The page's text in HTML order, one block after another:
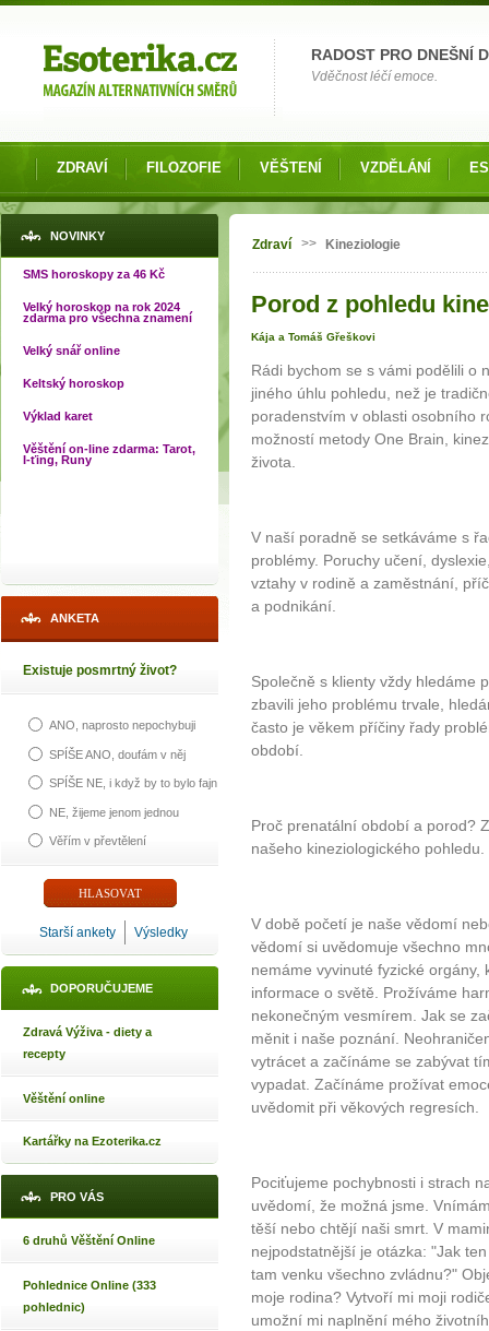
RADOST PRO DNEŠNÍ
Vděčnost léčí emoce.
ZDRAVÍ FILOZOFIE VĚŠTENÍ VZDĚLÁNÍ
NOVINKY
SMS horoskopy za 46 Kč
Velký horoskop na rok 2024
zdarma pro všechna znamení
Velký snář online
Keltský horoskop
Výklad karet
Věštění on-line zdarma: Tarot,
I-ťing, Runy
ANKETA
Existuje posmrtný život?
ANO, naprosto nepochybuji
SPÍŠE ANO, doufám v něj
SPÍŠE NE, i když by to bylo fajn
NE, žijeme jenom jednou
Věřím v převtělení
Starší ankety Výsledky
DOPORUČUJEME
Zdravá Výživa - diety a
recepty
Věštění online
Kartářky na Ezoterika.cz
PRO VÁS
6 druhů Věštění Online
Pohlednice Online (333
pohlednic)
Jste zde
Zdraví >> Kineziologie
Porod z pohledu
Kája a Tomáš Gřeškovi
Rádi bychom se s vámi podělili o
jiného úhlu pohledu, než je
poradenstvím v oblasti osobního
možností metody One Brain,
života.
V naší poradně se setkáváme s
problémy. Poruchy učení,
vztahy v rodině a zaměstnání,
a podnikání.
Společně s klienty vždy hledáme
zbavili jeho problému trvale,
často je věkem příčiny řady
období.
Proč prenatální období a porod?
našeho kineziologického pohledu.
V době početí je naše vědomí
vědomí si uvědomuje všechno
nemáme vyvinuté fyzické
informace o světě. Prožíváme
nekonečným vesmírem. Jak se
měnit i naše poznání.
vytrácet a začínáme se zabývat
vypadat. Začínáme prožívat
uvědomit při věkových regresích.
Pociťujeme pochybnosti i strach
uvědomí, že možná jsme.
těší nebo chtějí naši smrt. V
nejpodstatnější je otázka: "Jak
tam venku všechno zvládnu?"
moje rodina? Vytvoří mi moji
umožní mi naplnění mého